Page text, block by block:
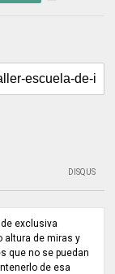
DISQUS
exclusiva
altura de miras y
que no se puedan
de esa